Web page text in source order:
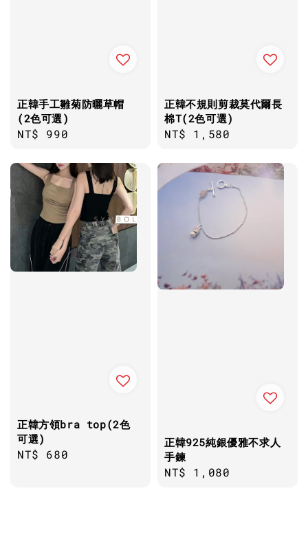
正韓手工雛菊防曬草帽
(2色可選)
Regular
NT$ 990
正韓不規則剪裁莫代爾長
棉T(2色可選)
Regular
NT$ 1,580
正韓方領bra top(2色
可選)
Regular
NT$ 680
正韓925純銀優雅不求人
手鍊
Regular
NT$ 1,080